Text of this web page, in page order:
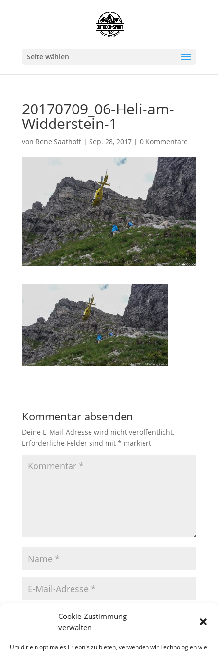
Cookie-Zustimmung
verwalten
Um dir ein optimales Erlebnis zu bieten, verwenden wir Technologien wie
Seite wählen
20170709_06-Heli-am-
Widderstein-1
von Rene Saathoff| Sep. 28, 2017| 0 Kommentare
Kommentar absenden
Deine E-Mail-Adresse wird nicht veröffentlicht.
Erforderliche Felder sind mit * markiert